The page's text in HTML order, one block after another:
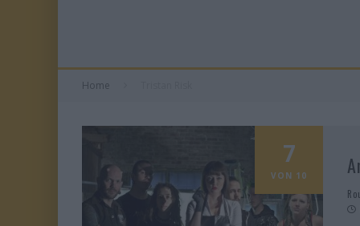
Home
7
VON 10